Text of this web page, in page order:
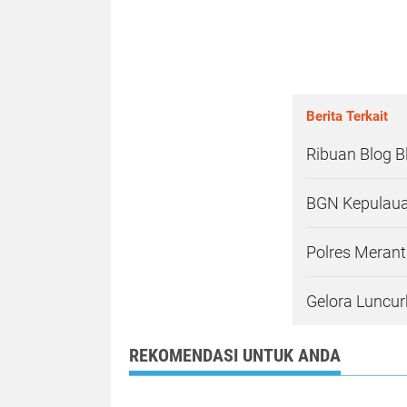
Berita Terkait
Ribuan Blog
BGN
Polres
Gelora
REKOMENDASI UNTUK ANDA